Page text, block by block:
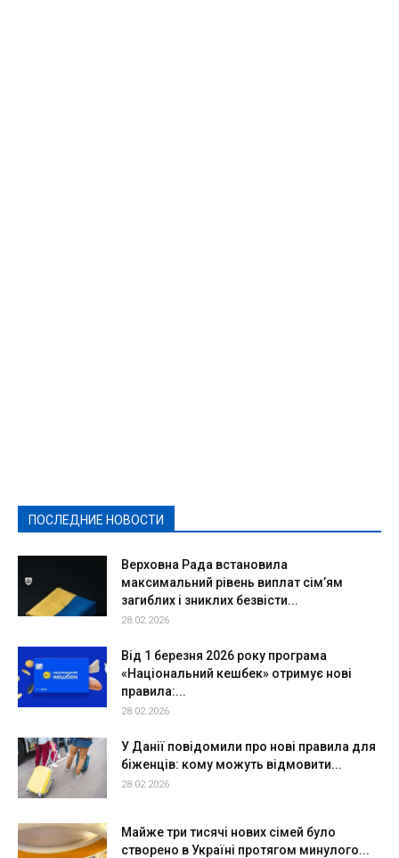
ПОСЛЕДНИЕ НОВОСТИ
Верховна Рада встановила
максимальний рівень виплат сім’ям
загиблих і зниклих безвісти...
28.02.2026
Від 1 березня 2026 року програма
«Національний кешбек» отримує нові
правила:...
28.02.2026
У Данії повідомили про нові правила для
біженців: кому можуть відмовити...
28.02.2026
Майже три тисячі нових сімей було
створено в Україні протягом минулого...